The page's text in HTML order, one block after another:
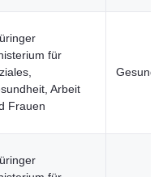
für
Arbeit
Frauen